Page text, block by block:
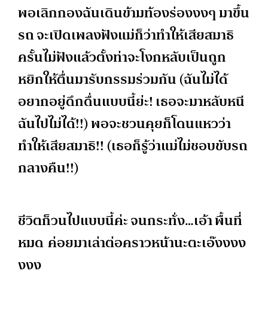
พอเลิกกองฉันเดินข้ามท้องร่องงงๆ มาขึ้น
รถ จะเปิดเพลงฟังแม่ก็ว่าทำให้เสียสมาธิ
ครั้นไม่ฟังแล้วตั้งท่าจะโงกหลับเป็นถูก
หยิกให้ตื่นมารับกรรมร่วมกัน (ฉันไม่ได้
อยากอยู่ดึกดื่นแบบนี้ย่ะ! เธอจะมาหลับหนี
ฉันไปไม่ได้!!) พอจะชวนคุยก็โดนแหวว่า
ทำให้เสียสมาธิ!! (เธอก็รู้ว่าแม่ไม่ชอบขับรถ
กลางคืน!!)
ชีวิตก็วนไปแบบนี้ค่ะ จนกระทั่ง…เอ้า พื้นที่
หมดค่อยมาเล่าต่อคราวหน้านะตะเอ๊งงงง
งงง